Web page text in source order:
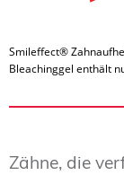
Smileffect®
Bleachinggel enthält
Zähne, die